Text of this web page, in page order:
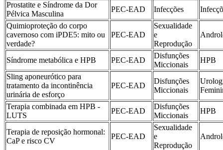
Prostatite e Síndrome da Dor
Pélvica Masculina
PEC-EAD Infecções
Quimioproteção do corpo
cavernoso com iPDE5: mito ou
verdade?
PEC-EAD
Sexualidade
e
Reprodução
Síndrome metabólica e HPB PEC-EAD
Disfunções
Miccionais
HPB
Sling aponeurótico para
tratamento da incontinência
urinária de esforço
PEC-EAD
Disfunções
Miccionais
Terapia combinada em HPB -
LUTS
PEC-EAD
Disfunções
Miccionais
HPB
Terapia de reposição hormonal:
CaP e risco CV
PEC-EAD
Sexualidade
e
Reprodução